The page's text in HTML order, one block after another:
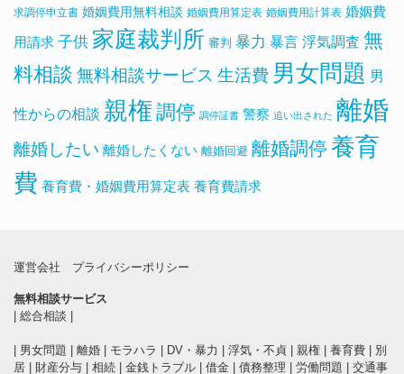
求調停申立書 婚姻費用無料相談 婚姻費用算定表 婚姻費用計算表 婚姻費
用請求 子供 家庭裁判所 審判 暴力 暴言 浮気調査 無
料相談 無料相談サービス 生活費 男女問題 男
性からの相談 親権 調停 調停証書 警察 追い出された 離婚
離婚したい 離婚したくない 離婚回避 離婚調停 養育
費 養育費・婚姻費用算定表 養育費請求
運営会社 プライバシーポリシー
無料相談サービス
総合相談
男女問題 離婚 モラハラ DV・暴力 浮気・不貞 親権 養育費
別
居
財産分与 相続 金銭トラブル 借金 債務整理 労働問題 交通事